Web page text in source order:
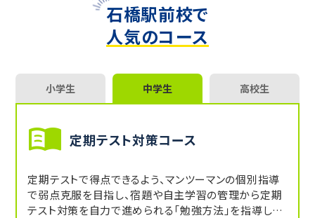
石橋駅前校で
人気のコース
小学生 中学生 高校生
定期テスト対策コース
定期テストで得点できるよう、マンツーマンの個別指導
で弱点克服を目指し、宿題や自主学習の管理から定期
テスト対策を自力で進められる「勉強方法」を指導して